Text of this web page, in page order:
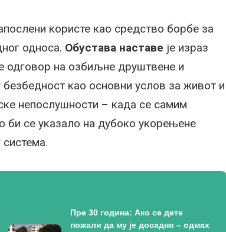
користе као средство борбе за
односа. Обустава наставе је израз
одговор на озбиљне друштвене и
као основни услов за живот и
непослушности – када се самим
би се указало на дубоко укорењене
Пре 30 година: Ако се дете
пожали да му је досадно – одмах